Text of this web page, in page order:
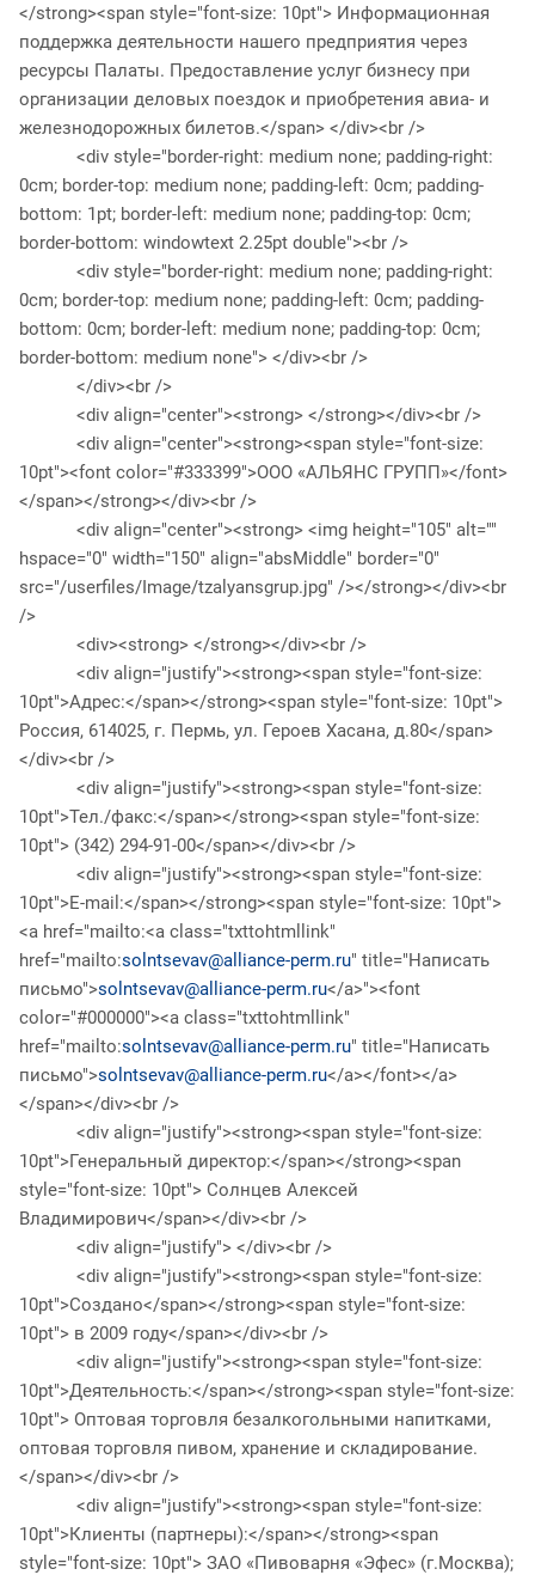
</strong><span style="font-size: 10pt"> Информационная
поддержка деятельности нашего предприятия через
ресурсы Палаты. Предоставление услуг бизнесу при
организации деловых поездок и приобретения авиа- и
железнодорожных билетов.</span> </div><br />
<div style="border-right: medium none; padding-right:
0cm; border-top: medium none; padding-left: 0cm; padding-
bottom: 1pt; border-left: medium none; padding-top: 0cm;
border-bottom: windowtext 2.25pt double"><br />
<div style="border-right: medium none; padding-right:
0cm; border-top: medium none; padding-left: 0cm; padding-
bottom: 0cm; border-left: medium none; padding-top: 0cm;
border-bottom: medium none"> </div><br />
</div><br />
<div align="center"><strong> </strong></div><br />
<div align="center"><strong><span style="font-size:
10pt"><font color="#333399">ООО «АЛЬЯНС ГРУПП»</font>
</span></strong></div><br />
<div align="center"><strong> <img height="105" alt=""
hspace="0" width="150" align="absMiddle" border="0"
src="/userfiles/Image/tzalyansgrup.jpg" /></strong></div><br
/>
<div><strong> </strong></div><br />
<div align="justify"><strong><span style="font-size:
10pt">Адрес:</span></strong><span style="font-size: 10pt">
Россия, 614025, г. Пермь, ул. Героев Хасана, д.80</span>
</div><br />
<div align="justify"><strong><span style="font-size:
10pt">Тел./факс:</span></strong><span style="font-size:
10pt"> (342) 294-91-00</span></div><br />
<div align="justify"><strong><span style="font-size:
10pt">E-mail:</span></strong><span style="font-size: 10pt">
<a href="mailto:<a class="txttohtmllink"
href="mailto:solntsevav@alliance-perm.ru" title="Написать
письмо">solntsevav@alliance-perm.ru</a>"><font
color="#000000"><a class="txttohtmllink"
href="mailto:solntsevav@alliance-perm.ru" title="Написать
письмо">solntsevav@alliance-perm.ru</a></font></a>
</span></div><br />
<div align="justify"><strong><span style="font-size:
10pt">Генеральный директор:</span></strong><span
style="font-size: 10pt"> Солнцев Алексей
Владимирович</span></div><br />
<div align="justify"> </div><br />
<div align="justify"><strong><span style="font-size:
10pt">Создано</span></strong><span style="font-size:
10pt"> в 2009 году</span></div><br />
<div align="justify"><strong><span style="font-size:
10pt">Деятельность:</span></strong><span style="font-size:
10pt"> Оптовая торговля безалкогольными напитками,
оптовая торговля пивом, хранение и складирование.
</span></div><br />
<div align="justify"><strong><span style="font-size:
10pt">Клиенты (партнеры):</span></strong><span
style="font-size: 10pt"> ЗАО «Пивоварня «Эфес» (г.Москва);